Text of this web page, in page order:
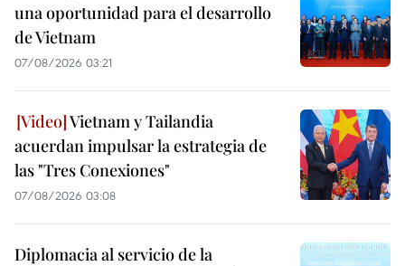
una oportunidad para el desarrollo
de Vietnam
07/08/2026 03:21
Vietnam y Tailandia
acuerdan impulsar la estrategia de
las "Tres Conexiones"
07/08/2026 03:08
Diplomacia al servicio de la